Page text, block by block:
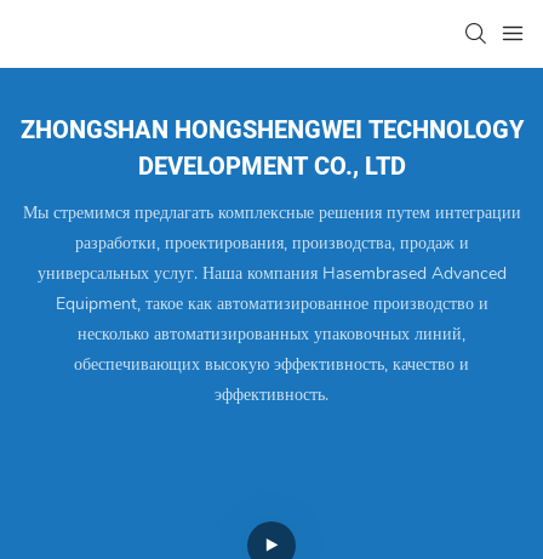
ZHONGSHAN HONGSHENGWEI TECHNOLOGY
DEVELOPMENT CO., LTD
Мы стремимся предлагать комплексные решения путем интеграции
разработки, проектирования, производства, продаж и
универсальных услуг. Наша компания Hasembrased Advanced
Equipment, такое как автоматизированное производство и
несколько автоматизированных упаковочных линий,
обеспечивающих высокую эффективность, качество и
эффективность.